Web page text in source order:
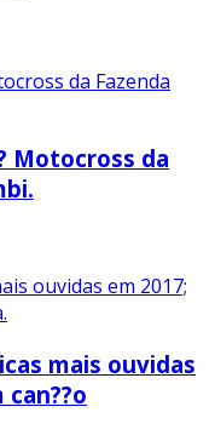
Motocross da
mais ouvidas